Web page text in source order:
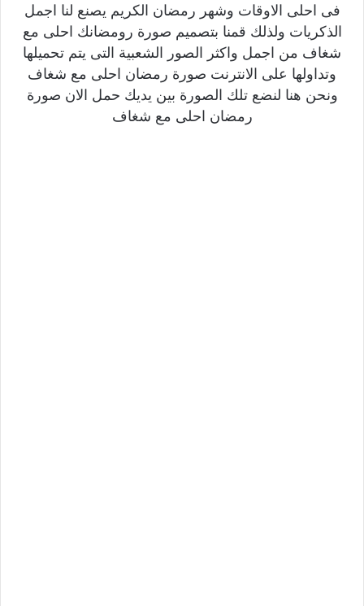
فى احلى الاوقات وشهر رمضان الكريم يصنع لنا اجمل
الذكريات ولذلك قمنا بتصميم صورة رومضانك احلى مع
شغاف من اجمل واكثر الصور الشعبية التى يتم تحميلها
وتداولها على الانترنت صورة رمضان احلى مع شغاف
ونحن هنا لنضع تلك الصورة بين يديك حمل الان صورة
رمضان احلى مع شغاف